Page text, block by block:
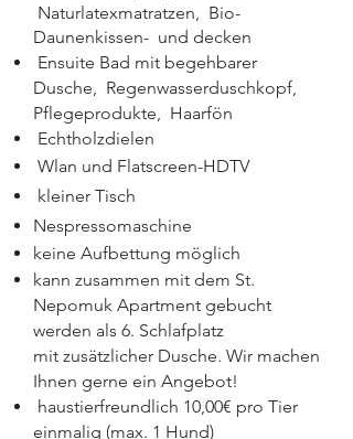
Naturlatexmatratzen, Bio-
Daunenkissen- und decken
Ensuite Bad mit begehbarer
Dusche, Regenwasserduschkopf,
Pflegeprodukte, Haarfön
Echtholzdielen
Wlan und Flatscreen-HDTV
kleiner Tisch
Nespressomaschine
keine Aufbettung möglich
kann zusammen mit dem St.
Nepomuk Apartment gebucht
werden als 6. Schlafplatz
mit zusätzlicher Dusche. Wir machen
Ihnen gerne ein Angebot!
haustierfreundlich 10,00€ pro Tier
einmalig (max. 1 Hund)